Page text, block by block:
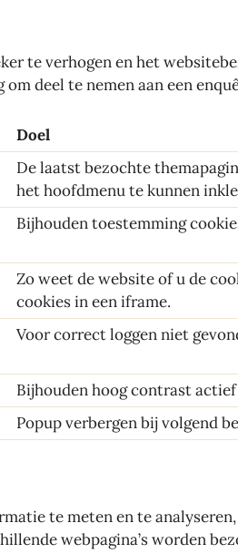
te verhogen en het
deel te nemen aan een
Doel
De laatst bezochte
het hoofdmenu te kunnen
Bijhouden toestemming
Zo weet de website of u de
cookies in een iframe.
Voor correct loggen niet
Bijhouden hoog contrast
Popup verbergen bij volgend
te meten en te
webpagina’s worden